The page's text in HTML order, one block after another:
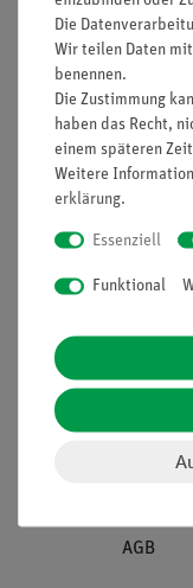
Unternehmen
Projekte und
Datenschutz
AGB
Die
Wir teilen Daten
benennen.
Die Zustimmung
haben das Recht,
einem späteren
Weitere
erklärung.
Essenziell
Funktional